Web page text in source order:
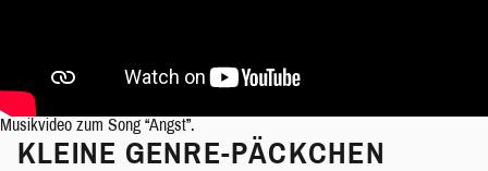
Musikvideo zum Song “Angst”.
KLEINE GENRE-PÄCKCHEN